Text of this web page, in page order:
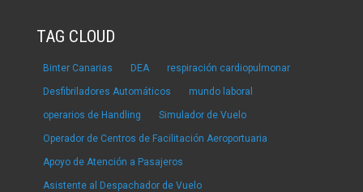
TAG CLOUD
Binter Canarias DEA respiración cardiopulmonar
Desfibriladores Automáticos mundo laboral
operarios de Handling Simulador de Vuelo
Operador de Centros de Facilitación Aeroportuaria
Apoyo de Atención a Pasajeros
Asistente al Despachador de Vuelo